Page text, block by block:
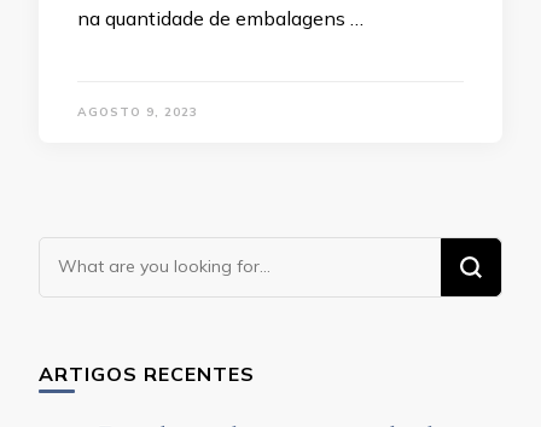
na quantidade de embalagens …
AGOSTO 9, 2023
Looking
for
ARTIGOS RECENTES